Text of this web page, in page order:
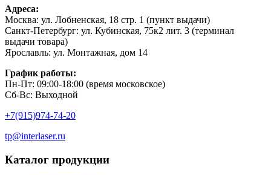
Адреса:
Москва: ул. Лобненская, 18 стр. 1 (пункт выдачи)
Санкт-Петербург: ул. Кубинская, 75к2 лит. 3 (терминал
выдачи товара)
Ярославль: ул. Монтажная, дом 14
График работы:
Пн-Пт: 09:00-18:00 (время московское)
Сб-Вс: Выходной
+7(915)974-74-20
tp@interlaser.ru
Каталог продукции